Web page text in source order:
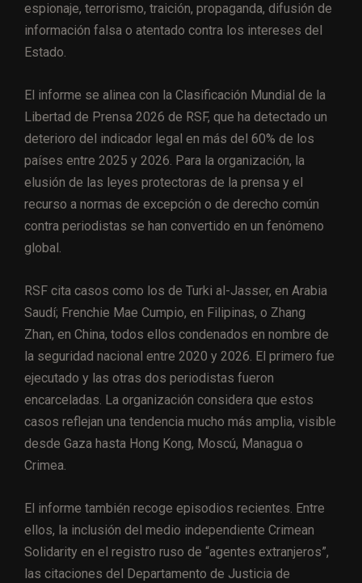
espionaje, terrorismo, traición, propaganda, difusión de
información falsa o atentado contra los intereses del
Estado.
El informe se alinea con la Clasificación Mundial de la
Libertad de Prensa 2026 de RSF, que ha detectado un
deterioro del indicador legal en más del 60% de los
países entre 2025 y 2026. Para la organización, la
elusión de las leyes protectoras de la prensa y el
recurso a normas de excepción o de derecho común
contra periodistas se han convertido en un fenómeno
global.
RSF cita casos como los de Turki al-Jasser, en Arabia
Saudí; Frenchie Mae Cumpio, en Filipinas, o Zhang
Zhan, en China, todos ellos condenados en nombre de
la seguridad nacional entre 2020 y 2026. El primero fue
ejecutado y las otras dos periodistas fueron
encarceladas. La organización considera que estos
casos reflejan una tendencia mucho más amplia, visible
desde Gaza hasta Hong Kong, Moscú, Managua o
Crimea.
El informe también recoge episodios recientes. Entre
ellos, la inclusión del medio independiente Crimean
Solidarity en el registro ruso de “agentes extranjeros”,
las citaciones del Departamento de Justicia de